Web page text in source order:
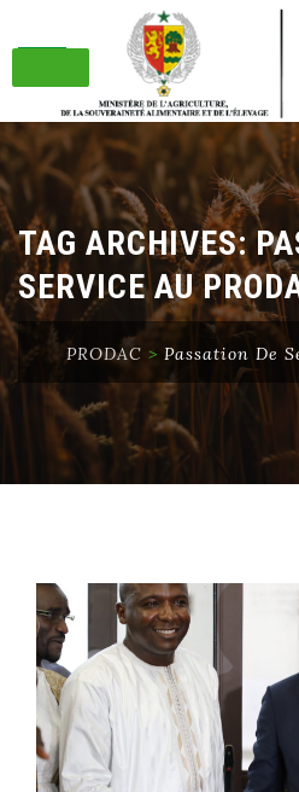
Skip
content
TAG ARCHIVES:
SERVICE AU
PRODAC > Passation De